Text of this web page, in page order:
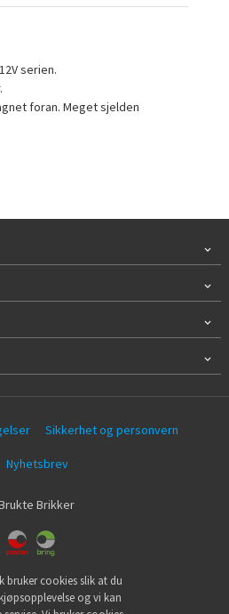
serien.
foran. Meget sjelden
Sikkerhet og personvern
Nyhetsbrev
Brikker
bruker cookies slik at du
og vi kan